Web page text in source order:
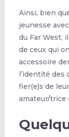
Ainsi, bien
jeunesse
du Far West,
de ceux qui
accessoire
l’identité des
fier(e)s de
amateur/trice